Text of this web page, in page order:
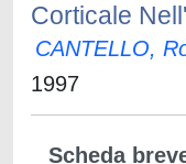
Corticale
CANTELLO,
1997
Scheda